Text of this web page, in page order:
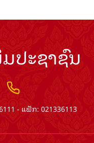
ະຊາຊົນ
- ແຟັກ: 021336113